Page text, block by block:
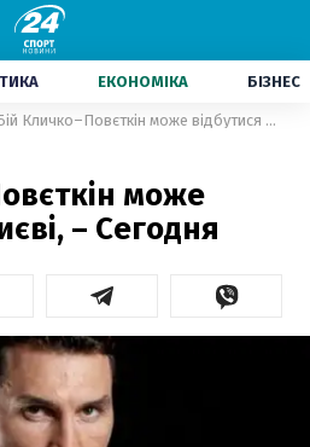
ЕКОНОМІКА БІЗНЕС
Бій Кличко–Повєткін може відбутися у Києві, – Сегодня
може
– Сегодня